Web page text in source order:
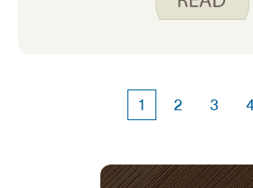
koristeći resurse Iowa
blagdanske sezone i
1 2 3 4